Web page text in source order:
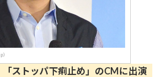
ストッパ下痢止め」のCMに出演